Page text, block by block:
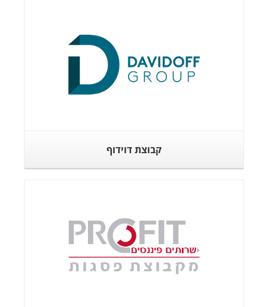
קבוצת דוידוף